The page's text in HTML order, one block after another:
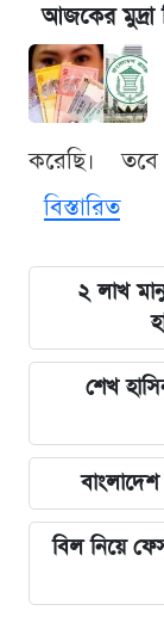
আজকের মুদ্রা
করেছি।
বিস্তারিত
২ লাখ
শেখ
বিল নিয়ে